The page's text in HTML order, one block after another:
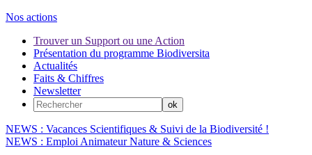
Nos actions
Trouver un Support ou une Action
Présentation du programme Biodiversita
Actualités
Faits & Chiffres
Newsletter
NEWS : Vacances Scientifiques & Suivi de la Biodiversité !
NEWS : Emploi Animateur Nature & Sciences